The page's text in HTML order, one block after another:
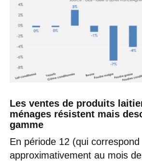
Les ventes de produits
ménages résistent mais
gamme
En période 12 (qui correspond
approximativement au mois